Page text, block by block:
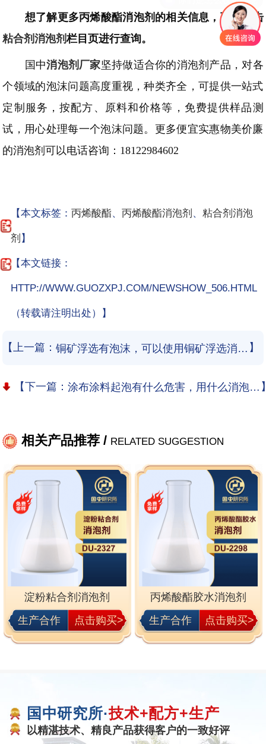
想了解更多丙烯酸酯消泡剂的相关信息，可以点击
粘合剂消泡剂栏目页进行查询。
国中消泡剂厂家坚持做适合你的消泡剂产品，对各
个领域的泡沫问题高度重视，种类齐全，可提供一站式
定制服务，按配方、原料和价格等，免费提供样品测
试，用心处理每一个泡沫问题。更多便宜实惠物美价廉
的消泡剂可以电话咨询： 18122984602
【本文标签： 丙烯酸酯、 丙烯酸酯消泡剂 、 粘合剂消泡
剂 】
【本文链接：
HTTP://WWW.GUOZXPJ.COM/NEWSHOW_506.HTML
（转载请注明出处）】
【上一篇： 铜矿浮选有泡沫，可以使用铜矿浮选消泡剂吗？ 】
【下一篇： 涂布涂料起泡有什么危害，用什么消泡剂好？
相关产品推荐 / RELATED SUGGESTION
淀粉粘合剂消泡剂
生产合作
点击购买>
丙烯酸酯胶水消泡剂
生产合作
点击购买>
国中研究所·技术+配方+生产
以精湛技术、精良产品获得客户的一致好评